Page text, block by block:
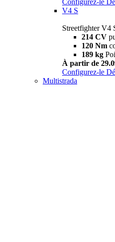
V4 S
Streetfighter V4
214 CV
120 Nm
189 kg
À partir de
Configurez-le
Multistrada